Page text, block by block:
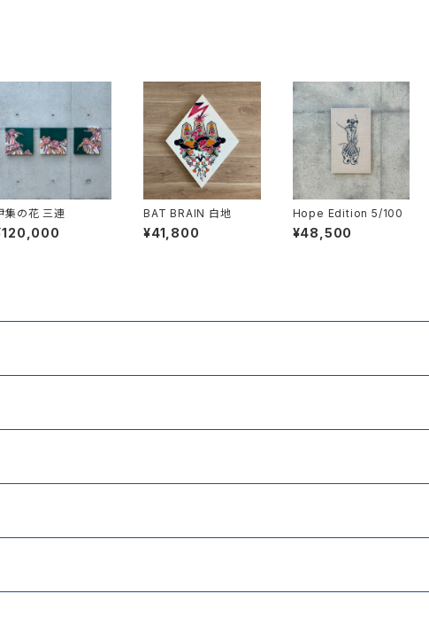
集の花 三連 BAT BRAIN 白地
¥41,800
Hope Edition 5/100
¥48,500